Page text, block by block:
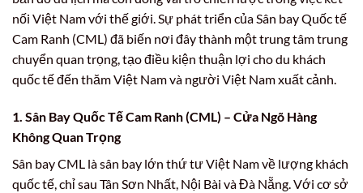
nối Việt Nam với thế giới. Sự phát triển của Sân bay Quốc tế
Cam Ranh (CML) đã biến nơi đây thành một trung tâm trung
chuyển quan trọng, tạo điều kiện thuận lợi cho du khách
quốc tế đến thăm Việt Nam và người Việt Nam xuất cảnh.
1. Sân Bay Quốc Tế Cam Ranh (CML) – Cửa Ngõ Hàng
Không Quan Trọng
Sân bay CML là sân bay lớn thứ tư Việt Nam về lượng khách
quốc tế, chỉ sau Tân Sơn Nhất, Nội Bài và Đà Nẵng. Với cơ sở